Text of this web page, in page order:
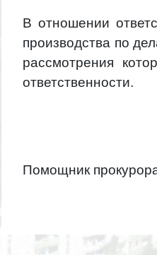
В отношении
производства по
рассмотрения
ответственности.
Помощник